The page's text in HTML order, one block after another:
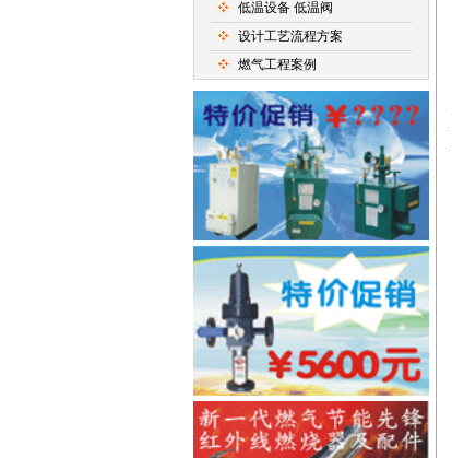
低温设备 低温阀
设计工艺流程方案
燃气工程案例